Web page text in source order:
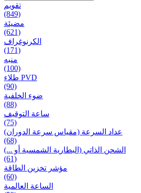
تقويم
(849)
مضيئة
(621)
الكرنوغراف
(171)
منبه
(100)
طلاء PVD
(90)
ضوء الخلفية
(88)
ساعة التوقيف
(75)
عداد السرعة (مقياس سرعة الدوران)
(68)
الشحن الذاتي (البطارية الشمسية أو ...)
(61)
مؤشر تخزين الطاقة
(60)
الساعة العالمية